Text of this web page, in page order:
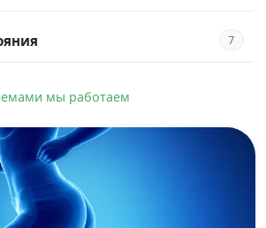
7
мы работаем